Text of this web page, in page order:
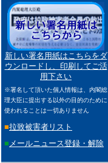
新しい署名用紙はこちらをダ
ウンロードし、印刷してご活
用下さい
※署名して頂いた個人情報は、内閣総
理大臣に提出する以外の目的のために
使われることは一切ありません
■拉致被害者リスト
■ メールニュース登録・解除